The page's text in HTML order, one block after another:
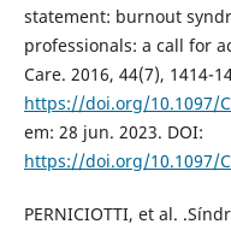
statement: burnout
professionals: a call for
Care. 2016, 44(7), 1414-
https://doi.org/10.1097/
em: 28 jun. 2023. DOI:
https://doi.org/10.1097/
PERNICIOTTI, et al.